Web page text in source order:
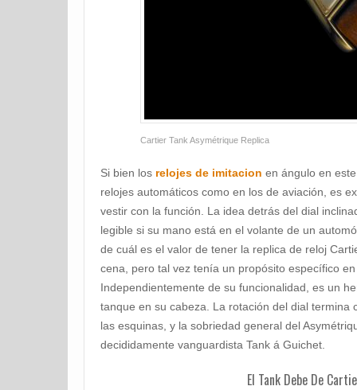
Cartier Tank Asymétrique Replica
Si bien los relojes de imitacion en ángulo en
relojes automáticos como en los de aviación, es
vestir con la función. La idea detrás del dial
legible si su mano está en el volante de un
de cuál es el valor de tener la replica de reloj
cena, pero tal vez tenía un propósito específico
Independientemente de su funcionalidad, es un
tanque en su cabeza. La rotación del dial termina
las esquinas, y la sobriedad general del
decididamente vanguardista Tank á Guichet.
El Tank Debe De